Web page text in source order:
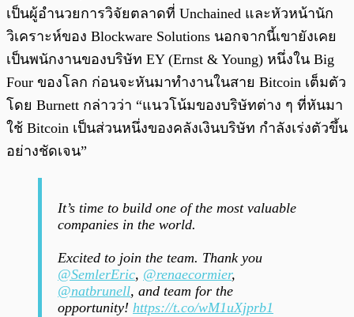
เป็นผู้อำนวยการวิจัยตลาดที่ Unchained และหัวหน้านัก
วิเคราะห์ของ Blockware Solutions นอกจากนี้เขายังเคย
เป็นพนักงานของบริษัท EY (Ernst & Young) หนึ่งใน Big
Four ของโลก ก่อนจะหันมาทำงานในสาย Bitcoin เต็มตัว
โดย Burnett กล่าวว่า “แนวโน้มของบริษัทต่าง ๆ ที่หันมา
ใช้ Bitcoin เป็นส่วนหนึ่งของคลังเงินบริษัท กำลังเร่งตัวขึ้น
อย่างชัดเจน”
It’s time to build one of the most valuable
companies in the world.
Excited to join the team. Thank you
@SemlerEric, @renaecormier,
@natbrunell, and team for the
opportunity! https://t.co/wM1uXjprb1